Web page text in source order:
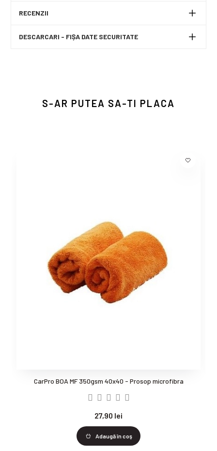
RECENZII
DESCARCARI - FIȘA DATE SECURITATE
S-AR PUTEA SA-TI PLACA
CarPro BOA MF 350gsm 40x40 - Prosop microfibra
27,90 lei
Adaugă în coş